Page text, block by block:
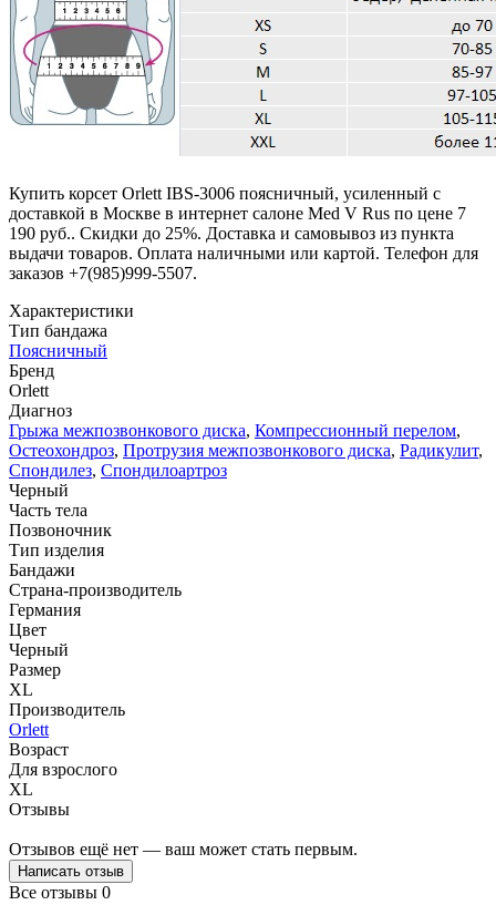
Купить корсет Orlett IBS-3006 поясничный, усиленный с
доставкой в Москве в интернет салоне Med V Rus по цене 7
190 руб.. Скидки до 25%. Доставка и самовывоз из пункта
выдачи товаров. Оплата наличными или картой. Телефон для
заказов +7(985)999-5507.
Характеристики
Тип бандажа
Поясничный
Бренд
Orlett
Диагноз
Грыжа межпозвонкового диска, Компрессионный перелом,
Остеохондроз, Протрузия межпозвонкового диска, Радикулит,
Спондилез, Спондилоартроз
Черный
Часть тела
Позвоночник
Тип изделия
Бандажи
Страна-производитель
Германия
Цвет
Черный
Размер
XL
Производитель
Orlett
Возраст
Для взрослого
XL
Отзывы
Отзывов ещё нет — ваш может стать первым.
Написать отзыв
Все отзывы 0